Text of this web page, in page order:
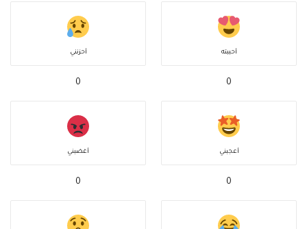
أحببته
0
أحزنني
0
أعجبني
0
أغضبني
0